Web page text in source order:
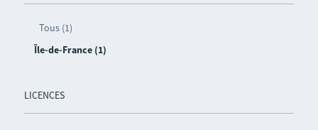
Tous (1)
Île-de-France (1)
LICENCES